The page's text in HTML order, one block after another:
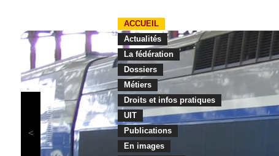
ACCUEIL
Actualités
La fédération
Dossiers
Métiers
Droits et infos pratiques
UIT
Publications
En images